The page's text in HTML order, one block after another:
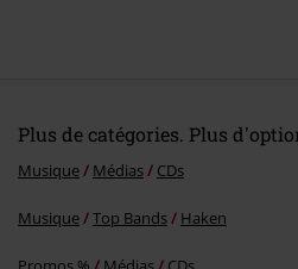
Plus de catégories. Plus
Musique Médias CDs
Musique Top Bands Haken